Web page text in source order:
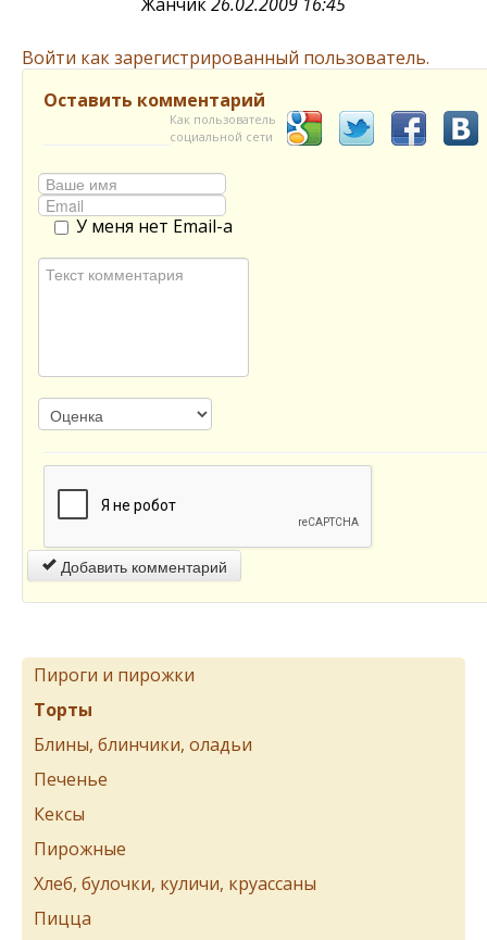
Войти как зарегистрированный пользователь.
Оставить комментарий
Как пользователь
социальной сети
У меня нет Email-а
Добавить комментарий
Пироги и пирожки
Торты
Блины, блинчики, оладьи
Печенье
Кексы
Пирожные
Хлеб, булочки, куличи, круассаны
Пицца